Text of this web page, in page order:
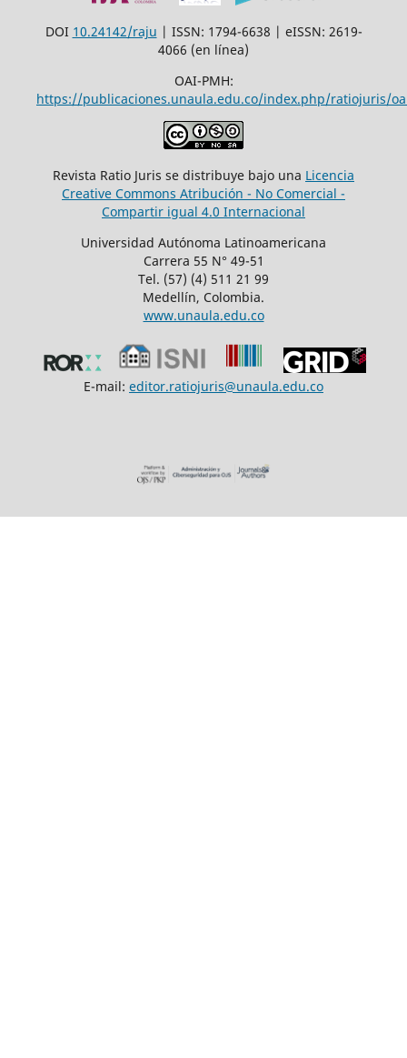
DOI 10.24142/raju | ISSN: 1794-6638 | eISSN: 2619-
4066 (en línea)
OAI-PMH:
https://publicaciones.unaula.edu.co/index.php/ratiojuris/
Revista Ratio Juris se distribuye bajo una Licencia
Creative Commons Atribución - No Comercial -
Compartir igual 4.0 Internacional
Universidad Autónoma Latinoamericana
Carrera 55 N° 49-51
Tel. (57) (4) 511 21 99
Medellín, Colombia.
www.unaula.edu.co
E-mail: editor.ratiojuris@unaula.edu.co